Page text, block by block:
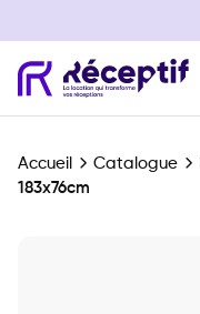
Navigation principale
Accueil Catalogue
183x76cm